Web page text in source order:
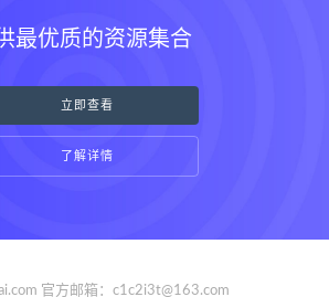
最优质的资源集合
立即查看
了解详情
官方邮箱：c1c2i3t@163.com